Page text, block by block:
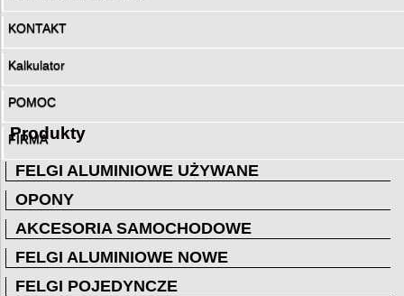
KONTAKT
Kalkulator
POMOC
FIRMA
Produkty
FELGI ALUMINIOWE UŻYWANE
OPONY
AKCESORIA SAMOCHODOWE
FELGI ALUMINIOWE NOWE
FELGI POJEDYNCZE